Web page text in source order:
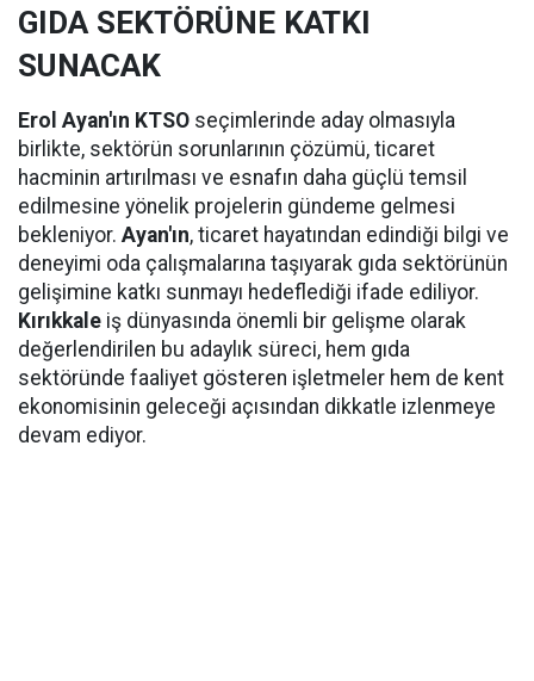
GIDA SEKTÖRÜNE KATKI
SUNACAK
Erol Ayan'ın KTSO seçimlerinde aday olmasıyla
birlikte, sektörün sorunlarının çözümü, ticaret
hacminin artırılması ve esnafın daha güçlü temsil
edilmesine yönelik projelerin gündeme gelmesi
bekleniyor. Ayan'ın, ticaret hayatından edindiği bilgi ve
deneyimi oda çalışmalarına taşıyarak gıda sektörünün
gelişimine katkı sunmayı hedeflediği ifade ediliyor.
Kırıkkale iş dünyasında önemli bir gelişme olarak
değerlendirilen bu adaylık süreci, hem gıda
sektöründe faaliyet gösteren işletmeler hem de kent
ekonomisinin geleceği açısından dikkatle izlenmeye
devam ediyor.